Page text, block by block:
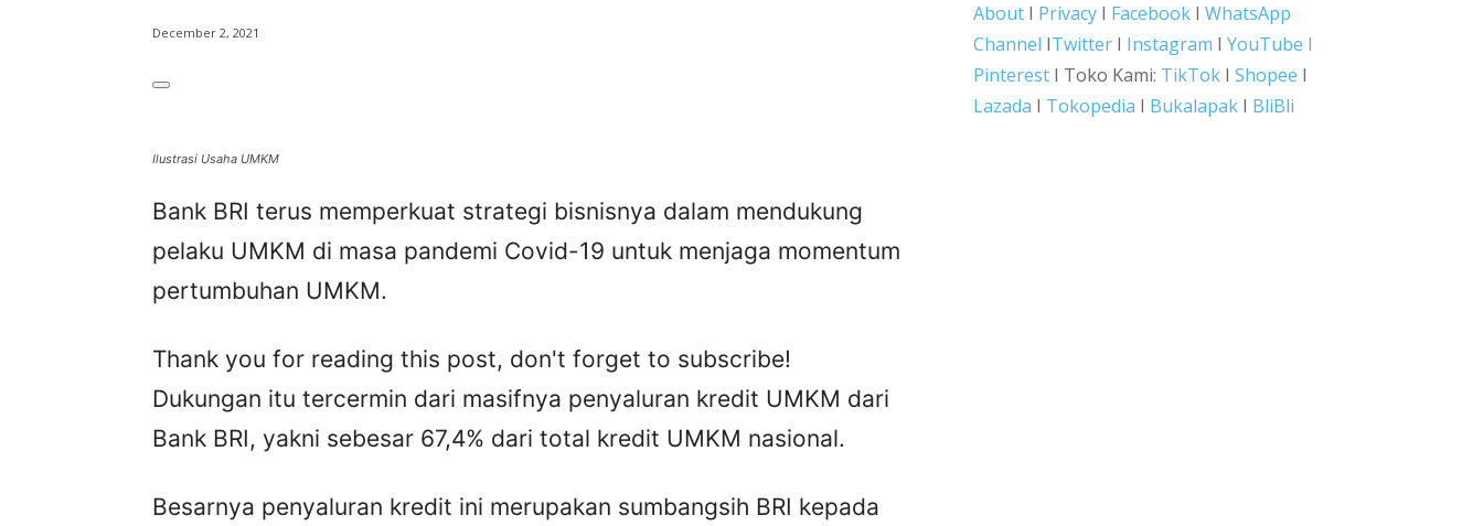
December 2, 2021
Ilustrasi Usaha UMKM
Bank BRI terus memperkuat strategi bisnisnya dalam mendukung
pelaku UMKM di masa pandemi Covid-19 untuk menjaga momentum
pertumbuhan UMKM.
Thank you for reading this post, don't forget to subscribe!
Dukungan itu tercermin dari masifnya penyaluran kredit UMKM dari
Bank BRI, yakni sebesar 67,4% dari total kredit UMKM nasional.
Besarnya penyaluran kredit ini merupakan sumbangsih BRI kepada
About I Privacy I Facebook I WhatsApp
Channel ITwitter I Instagram I YouTube I
Pinterest I Toko Kami: TikTok I Shopee I
Lazada I Tokopedia I Bukalapak I BliBli